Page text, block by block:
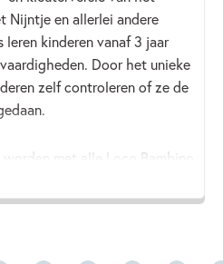
Nijntje en allerlei andere
leren kinderen vanaf 3 jaar
Door het unieke
zelf controleren of ze de
met alle Loco Bambino